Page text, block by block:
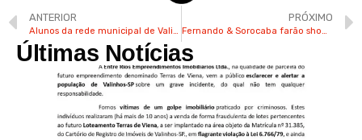
ANTERIOR
Alunos da rede municipal de Valinhos voltam às aulas nesta 5ª
PRÓXIMO
Fernando & Sorocaba farão show em Valinhos no mês de setembro
Últimas Notícias